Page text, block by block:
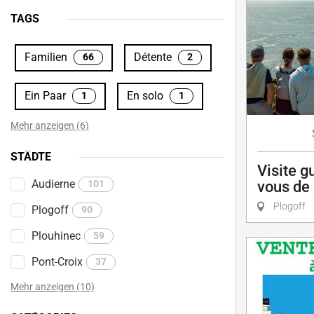
TAGS
Familien 66 Détente 2
Ein Paar 1 En solo 1
Mehr anzeigen (6)
STÄDTE
Audierne 101
Plogoff 90
Plouhinec 59
Pont-Croix 37
Mehr anzeigen (10)
Visite
vous de
Plogoff